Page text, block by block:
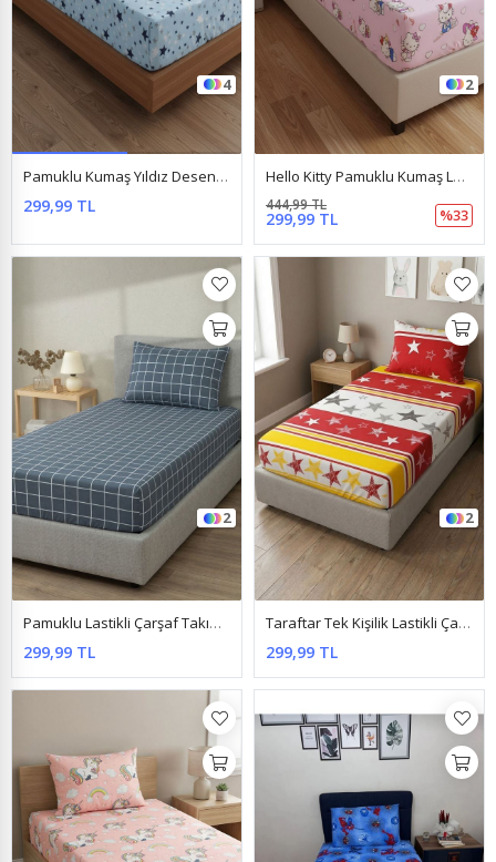
4
Pamuklu Kumaş Yıldız Desen Lastikli Çarşaf Takımı Mavi
299,99 TL
2
Hello Kitty Pamuklu Kumaş Lastikli Çarşaf Takımı Pembe
299,99 TL
444,99 TL
%33
2
Pamuklu Lastikli Çarşaf Takımı Kareli Antrasit
299,99 TL
2
Taraftar Tek Kişilik Lastikli Çarşaf Takımı Sarı Kırmızı
299,99 TL